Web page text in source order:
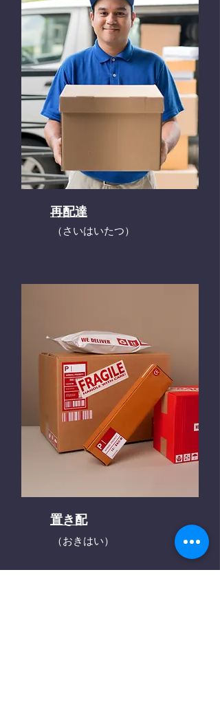
再配達
​（さいはいたつ）
置き配
（おきはい）